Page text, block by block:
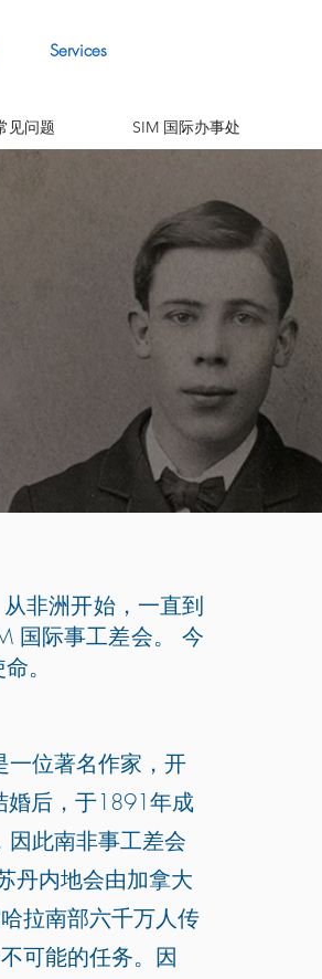
Services
见问题 SIM 国际办事处
非洲开始，一直到
国际事工差会。 今
。
一位著名作家，开
婚后，于1891年成
此南非事工差会
丹内地会由加拿大
拉南部六千万人传
可能的任务。因